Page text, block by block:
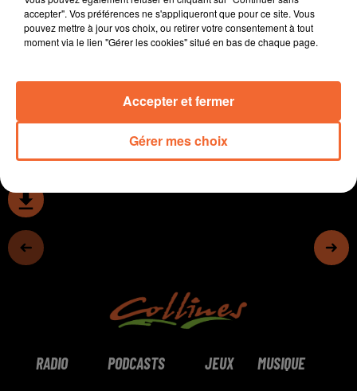
Les transports solidaires de Thouars sont en quête de
chauffeurs.
Le jeune cycliste deux-sèvrien Tom Mainguenaud lance
aligné au départ de La Marseillaise.
0:00 12 min 13 sec
RADIO PODCASTS JEUX MUSIQUE
accepter". Vos préférences ne s'appliqueront que pour ce site. Vous
pouvez mettre à jour vos choix, ou retirer votre consentement à tout
moment via le lien "Gérer les cookies" situé en bas de chaque page.
Gérer mes choix
Accepter et fermer